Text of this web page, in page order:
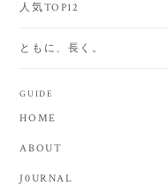
人気TOP12
ともに、長く。
GUIDE
HOME
ABOUT
J0URNAL